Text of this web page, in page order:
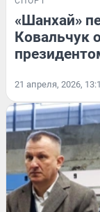
«Шанхай»
Ковальчук
21 апреля, 2026,